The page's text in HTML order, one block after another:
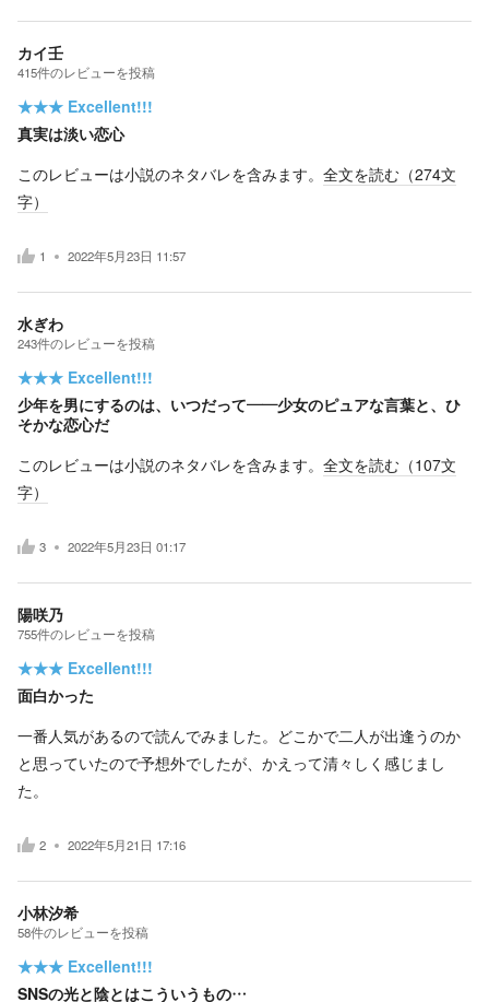
カイ壬
415件のレビューを投稿
★★★ Excellent!!!
真実は淡い恋心
このレビューは小説のネタバレを含みます。 全文を読む（274文
字）
1 2022年5月23日 11:57
水ぎわ
243件のレビューを投稿
★★★ Excellent!!!
少年を男にするのは、いつだって——少女のピュアな言葉と、ひ
そかな恋心だ
このレビューは小説のネタバレを含みます。 全文を読む（107文
字）
3 2022年5月23日 01:17
陽咲乃
755件のレビューを投稿
★★★ Excellent!!!
面白かった
一番人気があるので読んでみました。どこかで二人が出逢うのか
と思っていたので予想外でしたが、かえって清々しく感じまし
た。
2 2022年5月21日 17:16
小林汐希
58件のレビューを投稿
★★★ Excellent!!!
SNSの光と陰とはこういうもの…